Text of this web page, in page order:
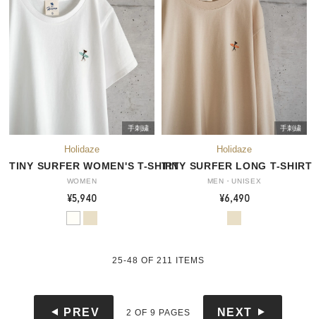
手刺繍
TINY SURFER WOMEN'S T-SHIRT
WOMEN
¥5,940
手刺繍
TINY SURFER LONG T-SHIRT
MEN・UNISEX
¥6,490
25-48 OF 211 ITEMS
PREV 2 OF 9 PAGES NEXT